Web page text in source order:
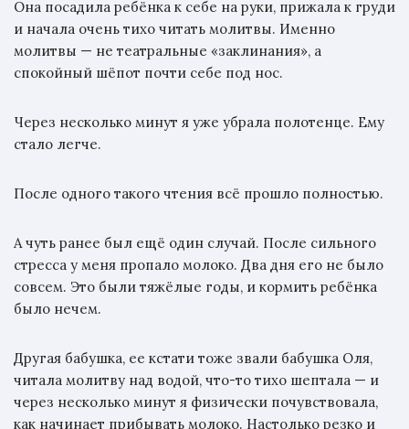
Она посадила ребёнка к себе на руки, прижала к груди
и начала очень тихо читать молитвы. Именно
молитвы — не театральные «заклинания», а
спокойный шёпот почти себе под нос.
Через несколько минут я уже убрала полотенце. Ему
стало легче.
После одного такого чтения всё прошло полностью.
А чуть ранее был ещё один случай. После сильного
стресса у меня пропало молоко. Два дня его не было
совсем. Это были тяжёлые годы, и кормить ребёнка
было нечем.
Другая бабушка, ее кстати тоже звали бабушка Оля,
читала молитву над водой, что-то тихо шептала — и
через несколько минут я физически почувствовала,
как начинает прибывать молоко. Настолько резко и